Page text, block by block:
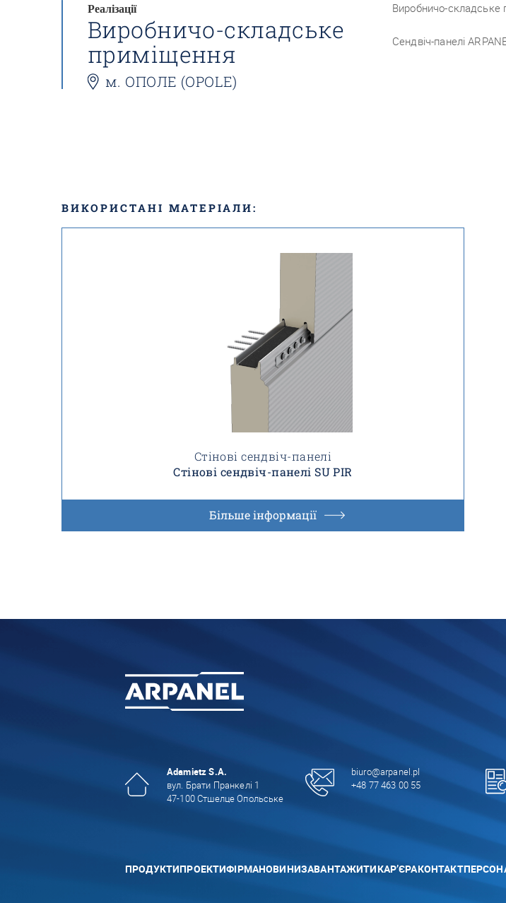
Реалізації
Виробничо-складське
приміщення
м. ОПОЛЕ (OPOLE)
Виробничо-
Сендвіч-панелі
ВИКОРИСТАНІ МАТЕРІАЛИ:
Стінові сендвіч-панелі
Стінові сендвіч-панелі SU PIR
Більше інформації
Adamietz S.A.
вул. Брати Пранкелі 1
47-100 Стшелце Опольське
biuro@arpanel.pl
+48 77 463 00 55
ПРОДУКТИПРОЕКТИФІРМАНОВИНИЗАВАНТАЖИТИКАР’ЄРАКОНТАКТ